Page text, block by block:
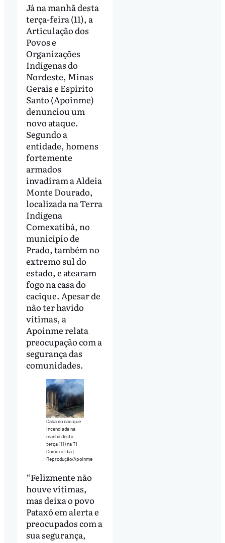
Já na manhã desta
terça-feira (11), a
Articulação dos
Povos e
Organizações
Indígenas do
Nordeste, Minas
Gerais e Espirito
Santo (Apoinme)
denunciou um
novo ataque.
Segundo a
entidade, homens
fortemente
armados
invadiram a Aldeia
Monte Dourado,
localizada na Terra
Indígena
Comexatibá, no
município de
Prado, também no
extremo sul do
estado, e atearam
fogo na casa do
cacique. Apesar de
não ter havido
vítimas, a
Apoinme relata
preocupação com a
segurança das
comunidades.
Casa do cacique
incendiada na
manhã desta
terça (11) na TI
Comexatibá |
Reprodução/Apoinme
“Felizmente não
houve vítimas,
mas deixa o povo
Pataxó em alerta e
preocupados com a
sua segurança,